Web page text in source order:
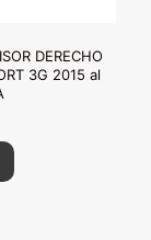
DERECHO
3G 2015 al